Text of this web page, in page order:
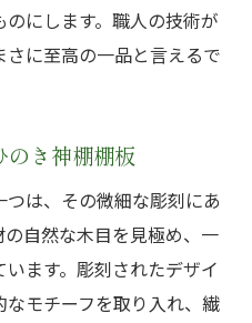
木目の美しさとその価
ひのきの木目
つ総ひのき棚板
その価値
ひのきの木目
にします。職人の技術が
に至高の一品と言えるで
のき神棚棚板
は、その微細な彫刻にあ
自然な木目を見極め、一
ます。彫刻されたデザイ
モチーフを取り入れ、繊